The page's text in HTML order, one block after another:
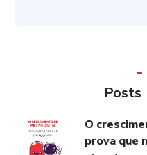
Posts
O
prova que